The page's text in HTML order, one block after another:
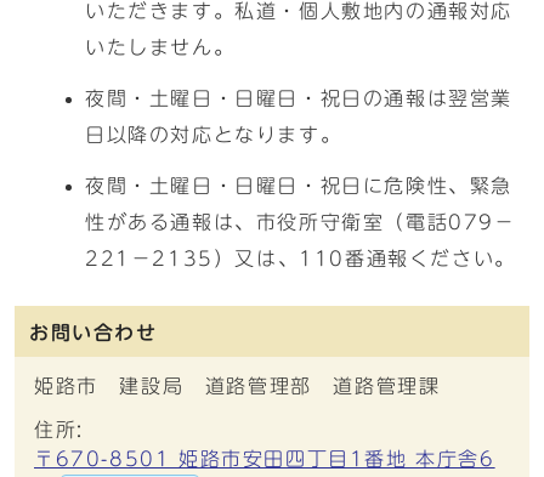
いただきます。私道・個人敷地内の通報対応
いたしません。
夜間・土曜日・日曜日・祝日の通報は翌営業
日以降の対応となります。
夜間・土曜日・日曜日・祝日に危険性、緊急
性がある通報は、市役所守衛室（電話079－
221－2135）又は、110番通報ください。
お問い合わせ
姫路市 建設局 道路管理部 道路管理課
住所:
〒670-8501 姫路市安田四丁目1番地 本庁舎6